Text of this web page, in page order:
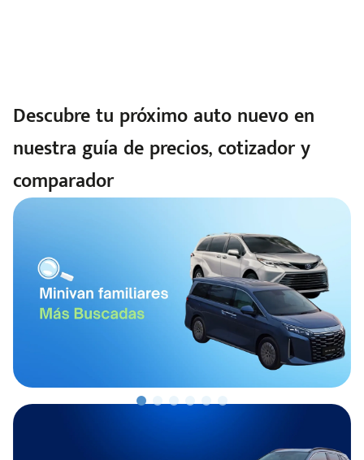
Descubre tu próximo auto nuevo en
nuestra guía de precios, cotizador y
comparador